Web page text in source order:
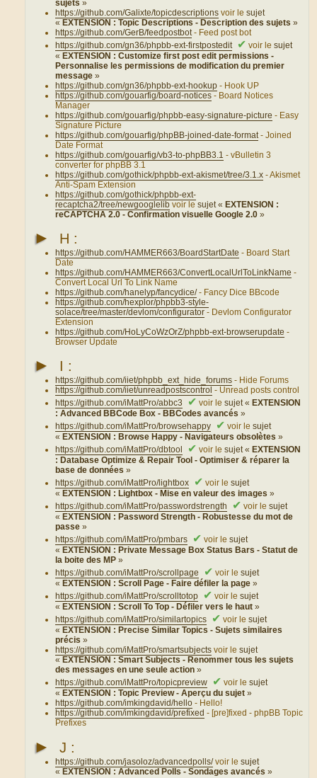
sujets»
https://github.com/Galixte/topicdescriptions voir lesujet
« EXTENSION : Topic Descriptions - Description des sujets»
https://github.com/GerB/feedpostbot - Feed post bot
https://github.com/gn36/phpbb-ext-firstpostedit
✔ voir lesujet
« EXTENSION : Customize first post edit permissions -
Personnalise les permissions de modification du premier
message»
https://github.com/gn36/phpbb-ext-hookup - Hook UP
https://github.com/gouarfig/board-notices - Board Notices
Manager
https://github.com/gouarfig/phpbb-easy-signature-picture - Easy
Signature Picture
https://github.com/gouarfig/phpBB-joined-date-format - Joined
Date Format
https://github.com/gouarfig/vb3-to-phpBB3.1 - vBulletin 3
converter for phpBB 3.1
https://github.com/gothick/phpbb-ext-akismet/tree/3.1.x - Akismet
Anti-Spam Extension
https://github.com/gothick/phpbb-ext-
recaptcha2/tree/newgooglelib voir lesujet « EXTENSION :
reCAPTCHA 2.0 - Confirmation visuelle Google 2.0»
► H :
https://github.com/HAMMER663/BoardStartDate - Board Start
Date
https://github.com/HAMMER663/ConvertLocalUrlToLinkName -
Convert Local Url To Link Name
https://github.com/hanelyp/fancydice/- Fancy Dice BBcode
https://github.com/hexplor/phpbb3-style-
solace/tree/master/devlom/configurator - Devlom Configurator
Extension
https://github.com/HoLyCoWzOrZ/phpbb-ext-browserupdate -
Browser Update
► I :
https://github.com/iiet/phpbb_ext_hide_forums - Hide Forums
https://github.com/iiet/unreadpostscontrol - Unread posts control
https://github.com/iMattPro/abbc3
✔ voir lesujet « EXTENSION
: Advanced BBCode Box - BBCodes avancés»
https://github.com/iMattPro/browsehappy
✔ voir lesujet
« EXTENSION : Browse Happy - Navigateurs obsolètes»
https://github.com/iMattPro/dbtool
✔ voir lesujet « EXTENSION
: Database Optimize & Repair Tool - Optimiser & réparer la
base de données»
https://github.com/iMattPro/lightbox
✔ voir lesujet
« EXTENSION : Lightbox - Mise en valeur des images»
https://github.com/iMattPro/passwordstrength
✔ voir lesujet
« EXTENSION : Password Strength - Robustesse du mot de
passe»
https://github.com/iMattPro/pmbars
✔ voir lesujet
« EXTENSION : Private Message Box Status Bars - Statut de
la boite des MP»
https://github.com/iMattPro/scrollpage
✔ voir lesujet
« EXTENSION : Scroll Page - Faire défiler la page»
https://github.com/iMattPro/scrolltotop
✔ voir lesujet
« EXTENSION : Scroll To Top - Défiler vers le haut»
https://github.com/iMattPro/similartopics
✔ voir lesujet
« EXTENSION : Precise Similar Topics - Sujets similaires
précis»
https://github.com/iMattPro/smartsubjects voir lesujet
« EXTENSION : Smart Subjects - Renommer tous les sujets
des messages en une seule action»
https://github.com/iMattPro/topicpreview
✔ voir lesujet
« EXTENSION : Topic Preview - Aperçu du sujet»
https://github.com/imkingdavid/hello - Hello!
https://github.com/imkingdavid/prefixed - [pre]fixed - phpBB Topic
Prefixes
► J :
https://github.com/jasoloz/advancedpolls/voir lesujet
« EXTENSION : Advanced Polls - Sondages avancés»